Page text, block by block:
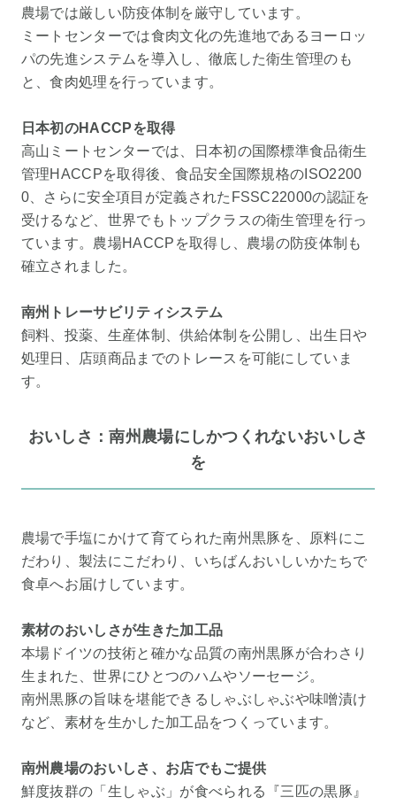
農場では厳しい防疫体制を厳守しています。
ミートセンターでは食肉文化の先進地であるヨーロッ
パの先進システムを導入し、徹底した衛生管理のも
と、食肉処理を行っています。
日本初のHACCPを取得
高山ミートセンターでは、日本初の国際標準食品衛生
管理HACCPを取得後、食品安全国際規格のISO2200
0、さらに安全項目が定義されたFSSC22000の認証を
受けるなど、世界でもトップクラスの衛生管理を行っ
ています。農場HACCPを取得し、農場の防疫体制も
確立されました。
南州トレーサビリティシステム
飼料、投薬、生産体制、供給体制を公開し、出生日や
処理日、店頭商品までのトレースを可能にしていま
す。
おいしさ：南州農場にしかつくれないおいしさ
を
農場で手塩にかけて育てられた南州黒豚を、原料にこ
だわり、製法にこだわり、いちばんおいしいかたちで
食卓へお届けしています。
素材のおいしさが生きた加工品
本場ドイツの技術と確かな品質の南州黒豚が合わさり
生まれた、世界にひとつのハムやソーセージ。
南州黒豚の旨味を堪能できるしゃぶしゃぶや味噌漬け
など、素材を生かした加工品をつくっています。
南州農場のおいしさ、お店でもご提供
鮮度抜群の「生しゃぶ」が食べられる『三匹の黒豚』